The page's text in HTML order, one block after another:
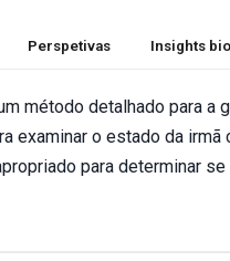
Perspetivas Insights
método detalhado para a
examinar o estado da
para determinar